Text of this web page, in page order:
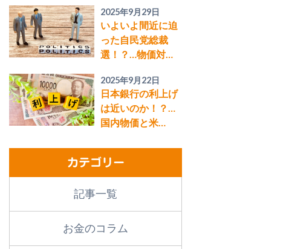
2025年9月29日
いよいよ間近に迫
った自民党総裁
選！？…物価対…
2025年9月22日
日本銀行の利上げ
は近いのか！？…
国内物価と米…
カテゴリー
記事一覧
お金のコラム